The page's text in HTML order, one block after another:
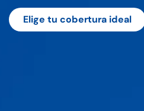
Elige tu cobertura ideal